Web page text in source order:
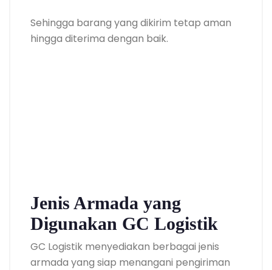
Sehingga barang yang dikirim tetap aman
hingga diterima dengan baik.
Jenis Armada yang
Digunakan GC Logistik
GC Logistik menyediakan berbagai jenis
armada yang siap menangani pengiriman